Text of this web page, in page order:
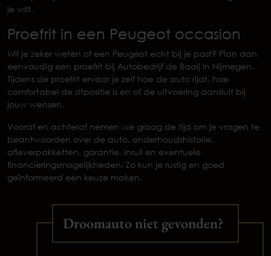
je wilt.
Proefrit in een Peugeot occasion
Wil je zeker weten of een Peugeot echt bij je past? Plan dan
eenvoudig een proefrit bij Autobedrijf de Baaij in Nijmegen.
Tijdens de proefrit ervaar je zelf hoe de auto rijdt, hoe
comfortabel de zitpositie is en of de uitvoering aansluit bij
jouw wensen.
Vooraf en achteraf nemen we graag de tijd om je vragen te
beantwoorden over de auto, onderhoudshistorie,
afleverpakketten, garantie, inruil en eventuele
financieringsmogelijkheden. Zo kun je rustig en goed
geïnformeerd een keuze maken.
Droomauto niet gevonden?